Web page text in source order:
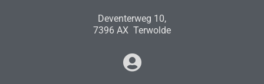
Deventerweg 10,
7396 AX Terwolde